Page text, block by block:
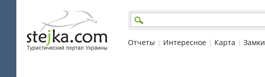
Отчеты | Интересное | Карта | Замки